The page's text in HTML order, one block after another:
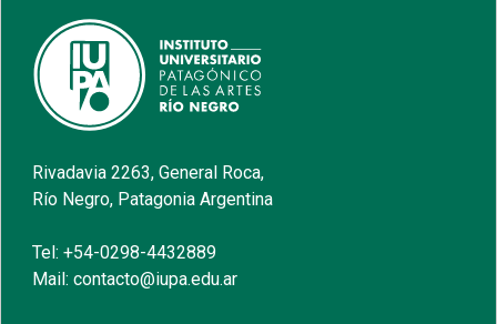
Rivadavia 2263, General Roca,
Río Negro, Patagonia Argentina
Tel: +54-0298-4432889
Mail: contacto@iupa.edu.ar